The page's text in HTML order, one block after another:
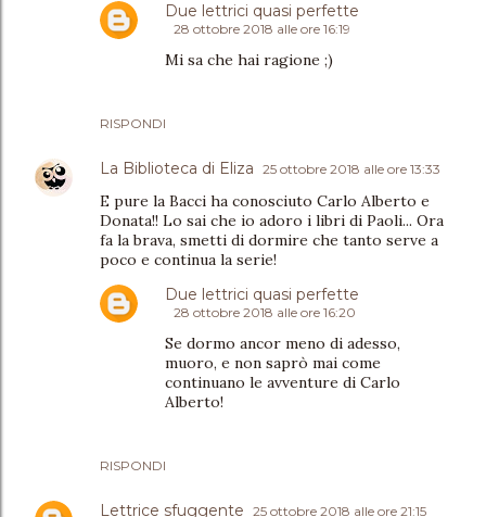
RISPONDI
Due lettrici quasi perfette
28 ottobre 2018 alle ore 16:19
Mi sa che hai ragione ;)
La Biblioteca di Eliza 25 ottobre 2018 alle ore 13:33
E pure la Bacci ha conosciuto Carlo Alberto e
Donata!! Lo sai che io adoro i libri di Paoli... Ora
fa la brava, smetti di dormire che tanto serve a
poco e continua la serie!
RISPONDI
Due lettrici quasi perfette
28 ottobre 2018 alle ore 16:20
Se dormo ancor meno di adesso,
muoro, e non saprò mai come
continuano le avventure di Carlo
Alberto!
Lettrice sfuggente 25 ottobre 2018 alle ore 21:15